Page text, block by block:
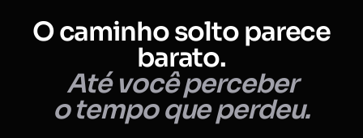
O caminho solto parece
barato.
Até você perceber
o tempo que perdeu.